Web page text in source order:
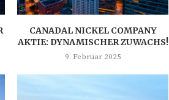
CANADAL NICKEL COMPANY
AKTIE: DYNAMISCHER ZUWACHS!
9. Februar 2025